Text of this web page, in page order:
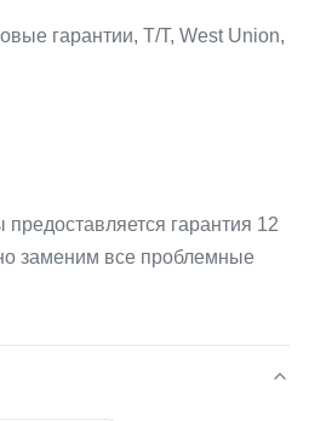
гарантии, T/T, West Union,
гарантия 12
заменим все проблемные